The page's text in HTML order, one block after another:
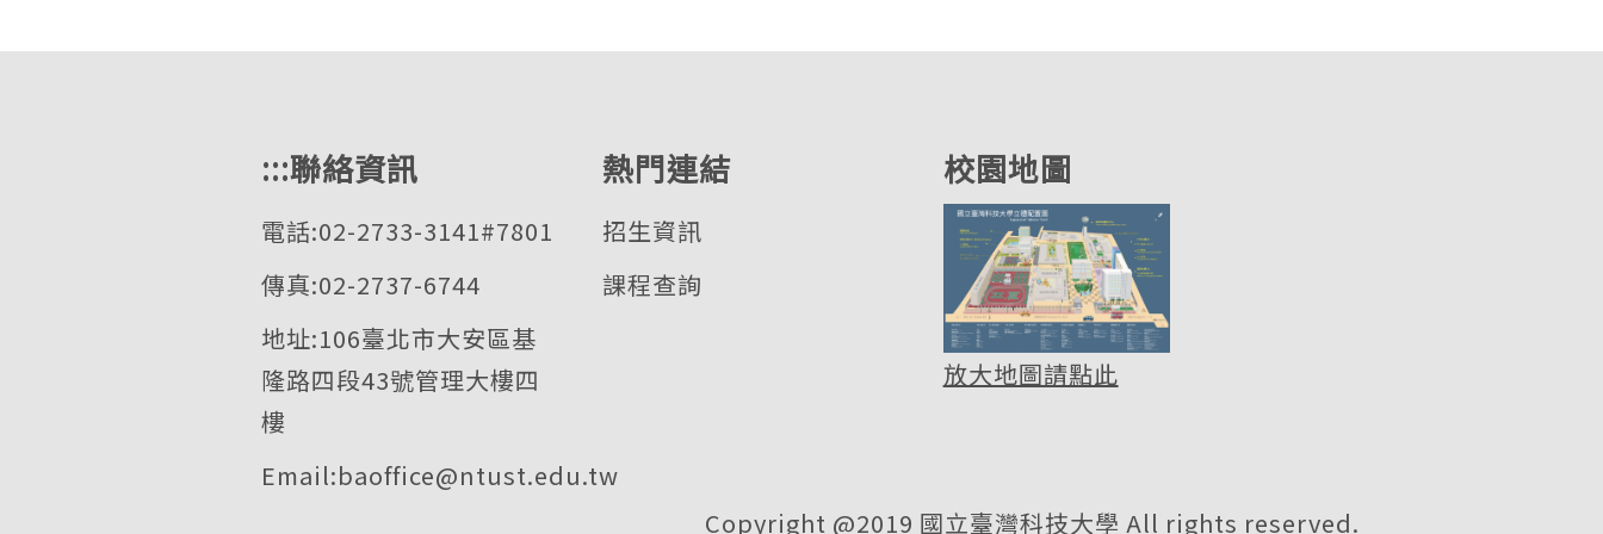
:::聯絡資訊
電話:02-2733-3141#7801
傳真:02-2737-6744
地址:106臺北市大安區基
隆路四段43號管理大樓四
樓
Email:baoffice@ntust.edu.tw
熱門連結
招生資訊
課程查詢
校園地圖
放大地圖請點此
Copyright @2019 國立臺灣科技大學 All rights reserved.